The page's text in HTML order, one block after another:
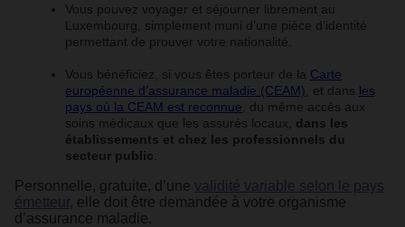
Vous pouvez voyager et séjourner librement au
Luxembourg, simplement muni d’une pièce d’identité
permettant de prouver votre nationalité.
Vous bénéficiez, si vous êtes porteur de la Carte
européenne d’assurance maladie (CEAM) , et dans les
pays où la CEAM est reconnue , du même accès aux
soins médicaux que les assurés locaux, dans les
établissements et chez les professionnels du
secteur public
Personnelle, gratuite, d’une validité variable selon le pays
émetteur , elle doit être demandée à votre organisme
d’assurance maladie.